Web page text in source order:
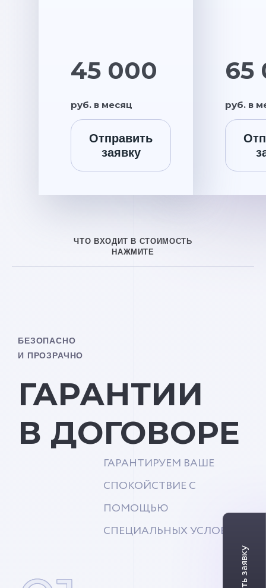
45 000
руб. в месяц
Отправить
заявку
65
руб. в
ЧТО ВХОДИТ В СТОИМОСТЬ
НАЖМИТЕ
БЕЗОПАСНО
И ПРОЗРАЧНО
ГАРАНТИИ
В ДОГОВОРЕ
ГАРАНТИРУЕМ ВАШЕ
СПОКОЙСТВИЕ С
ПОМОЩЬЮ
СПЕЦИАЛЬНЫХ УСЛОВИЙ